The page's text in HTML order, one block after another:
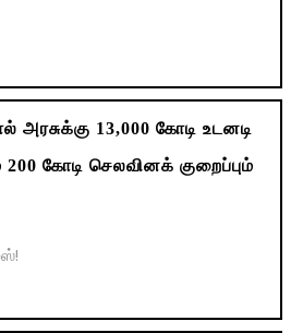
அரசுக்கு 13,000 கோடி உடனடி
200 கோடி செலவினக் குறைப்பும்